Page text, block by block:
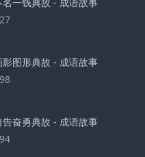
图形典故 - 成语故事
奋勇典故 - 成语故事